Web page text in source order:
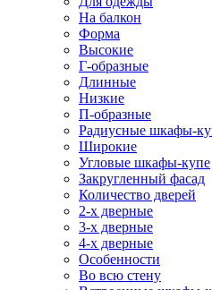
На балкон
Форма
Высокие
Г-образные
Длинные
Низкие
П-образные
Радиусные шкафы-
Широкие
Угловые шкафы-купе
Закругленный фасад
Количество дверей
2-х дверные
3-х дверные
4-х дверные
Особенности
Во всю стену